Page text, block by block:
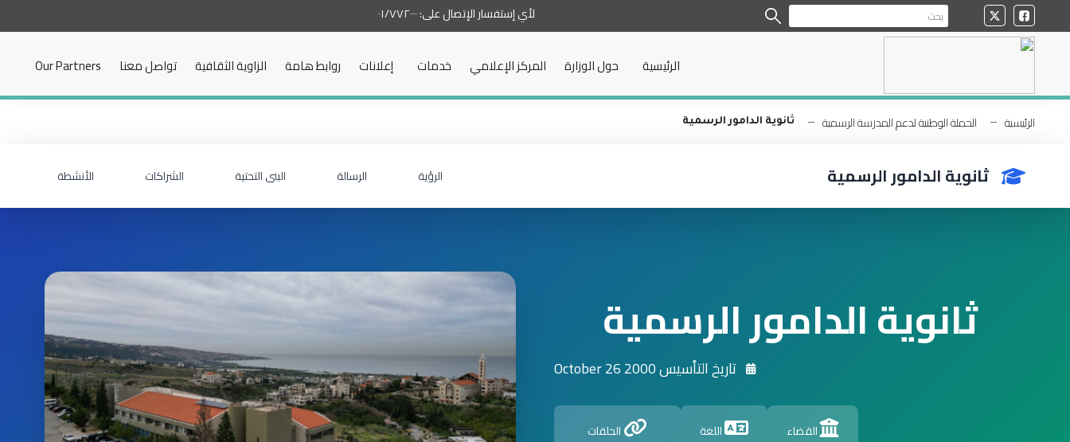
لأي إستفسار الإتصال على:٠١/٧٧٢٠٠٠
الرئيسية حول الوزارة المركز الإعلامي خدمات إعلانات روابط هامة الزاوية الثقافية تواصل معنا Our Partners
الرئيسية الحملة الوطنية لدعم المدرسة الرسمية ثانوية الدامور الرسمية
ثانوية الدامور الرسمية الرؤية الرسالة البنى التحتية الشراكات الأنشطة
ثانوية الدامور الرسمية
تاريخ التأسيس 2000 October 26
القضاء اللغة الحلقات